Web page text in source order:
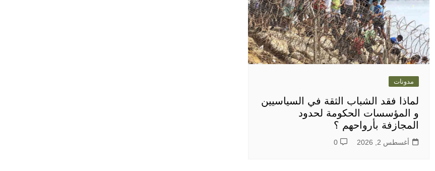
مدونات
لماذا فقد الشباب الثقة في السياسيين
و المؤسسات الحكومة لحدود
المجازفة بأرواحهم ؟
أغسطس 2, 2026 0